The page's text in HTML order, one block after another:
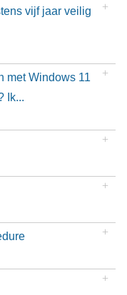
vijf jaar veilig
met Windows 11
Ik...